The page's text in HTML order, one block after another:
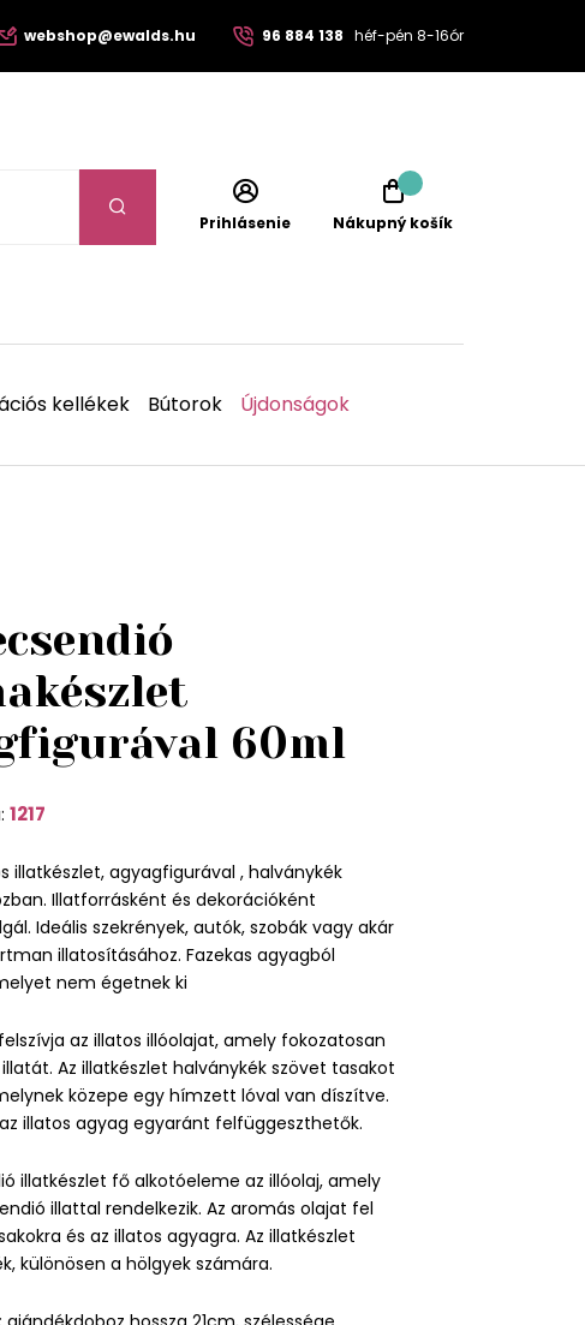
webshop@ewalds.hu 96 884 138 héf-pén 8-16ór
Prihlásenie Nákupný košík
kellékek Bútorok Újdonságok
60ml
1217
illatkészlet, agyagfigurával , halványkék
Illatforrásként és dekorációként
Ideális szekrények, autók, szobák vagy akár
illatosításához. Fazekas agyagból
nem égetnek ki
az illatos illóolajat, amely fokozatosan
Az illatkészlet halványkék szövet tasakot
közepe egy hímzett lóval van díszítve.
illatos agyag egyaránt felfüggeszthetők.
illatkészlet fő alkotóeleme az illóolaj, amely
illattal rendelkezik. Az aromás olajat fel
és az illatos agyagra. Az illatkészlet
különösen a hölgyek számára.